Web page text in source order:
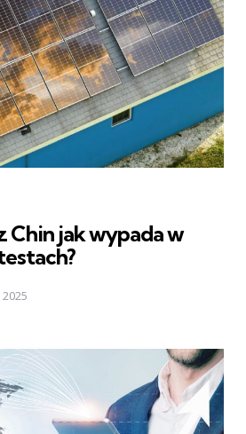
Chin jak wypada w